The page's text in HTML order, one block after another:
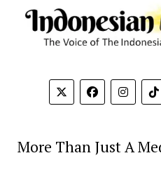
More Than Just A